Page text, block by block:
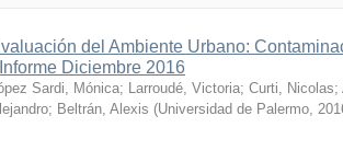
del Ambiente Urbano:
Diciembre 2016
Sardi, Mónica; Larroudé, Victoria; Curti, Nicolas;
; Beltrán, Alexis (Universidad de Palermo,